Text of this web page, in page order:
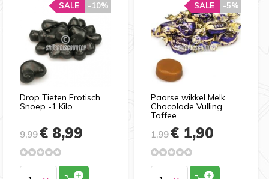
Drop Tieten Erotisch
Snoep -1 Kilo
-10%
SALE
9,99€ 8,99
Paarse wikkel Melk
Chocolade Vulling
Toffee
-5%
SALE
1,99€ 1,90